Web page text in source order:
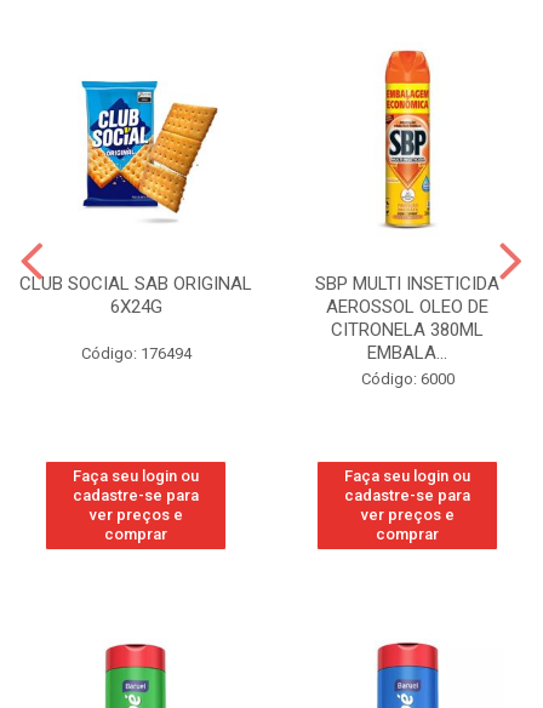
CLUB SOCIAL SAB ORIGINAL
6X24G
Código: 176494
Faça seu login ou
cadastre-se para
ver preços e
comprar
SBP MULTI INSETICIDA
AEROSSOL OLEO DE
CITRONELA 380ML
EMBALA...
Código: 6000
Faça seu login ou
cadastre-se para
ver preços e
comprar